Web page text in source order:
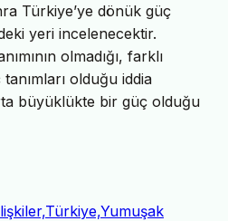
Türkiye’ye dönük güç
yeri incelenecektir.
olmadığı, farklı
olduğu iddia
büyüklükte bir güç olduğu